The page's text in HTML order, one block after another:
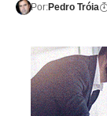
Por:Pedro Tróia